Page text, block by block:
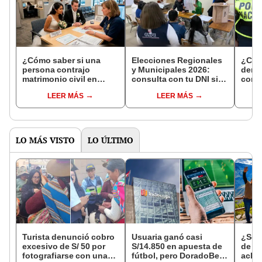
¿Cómo saber si una
persona contrajo
matrimonio civil en
LEER MÁS
Elecciones Regionales
y Municipales 2026:
consulta con tu DNI si
de mesa para este 4 de
octubre en el link oficial
LEER MÁS
con
LO MÁS VISTO LO ÚLTIMO
Turista denunció cobro
excesivo de S/ 50 por
fotografiarse con una
Usuaria ganó casi
S/14.850 en apuesta de
fútbol, pero DoradoBet
¿Se
de